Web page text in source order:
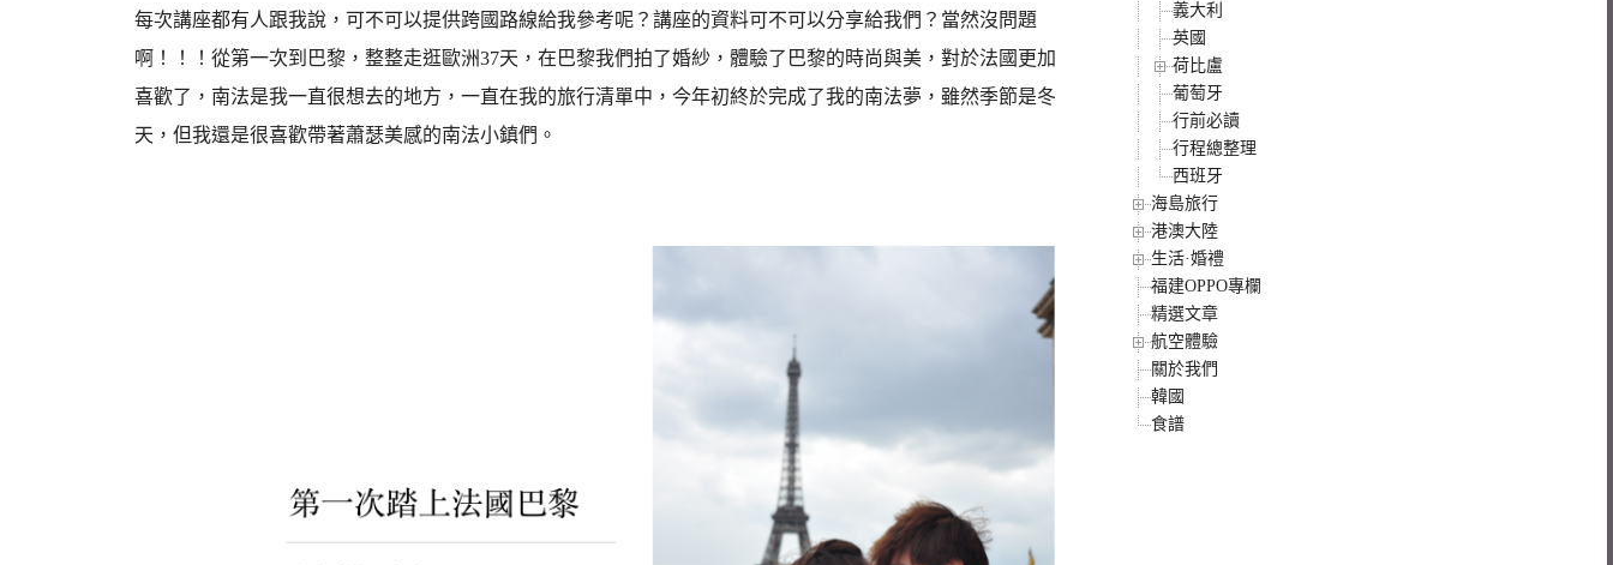
每次講座都有人跟我說，可不可以提供跨國路線給我參考呢？講座的資料可不可以分享給我們？當然沒問題
啊！！！從第一次到巴黎，整整走逛歐洲37天，在巴黎我們拍了婚紗，體驗了巴黎的時尚與美，對於法國更加
喜歡了，南法是我一直很想去的地方，一直在我的旅行清單中，今年初終於完成了我的南法夢，雖然季節是冬
天，但我還是很喜歡帶著蕭瑟美感的南法小鎮們。
義大利
英國
荷比盧
葡萄牙
行前必讀
行程總整理
西班牙
海島旅行
港澳大陸
生活·婚禮
福建OPPO專欄
精選文章
航空體驗
關於我們
韓國
食譜